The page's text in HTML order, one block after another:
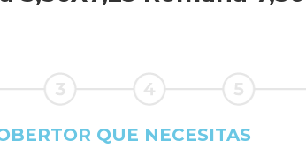
QUE NECESITAS